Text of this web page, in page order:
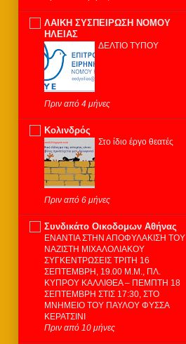
ΛΑΙΚΗ ΣΥΣΠΕΙΡΩΣΗ ΝΟΜΟΥ
ΗΛΕΙΑΣ
ΔΕΛΤΙΟ ΤΥΠΟΥ
Πριν από 4 μήνες
Κολινδρός
Στο ίδιο έργο θεατές
Πριν από 6 μήνες
Συνδικάτο Οικοδομων Αθήνας
ΕΝΑΝΤΙΑ ΣΤΗΝ ΑΠΟΦΥΛΑΚΙΣΗ ΤΟΥ
ΝΑΖΙΣΤΗ ΜΙΧΑΛΟΛΙΑΚΟΥ
ΣΥΓΚΕΝΤΡΩΣΕΙΣ ΤΡΙΤΗ 16
ΣΕΠΤΕΜΒΡΗ, 19.00 Μ.Μ., ΠΛ.
ΚΥΠΡΟΥ ΚΑΛΛΙΘΕΑ – ΠΕΜΠΤΗ 18
ΣΕΠΤΕΜΒΡΗ ΣΤΙΣ 17:30, ΣΤΟ
ΜΝΗΜΕΙΟ ΤΟΥ ΠΑΥΛΟΥ ΦΥΣΣΑ
ΚΕΡΑΤΣΙΝΙ
Πριν από 10 μήνες